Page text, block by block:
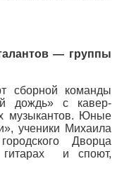
— группы
сборной команды
дождь» с кавер-
музыкантов. Юные
ученики Михаила
Дворца
гитарах и споют,